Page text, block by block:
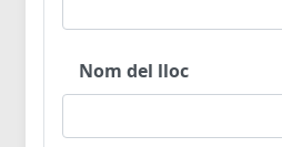
Nom del lloc